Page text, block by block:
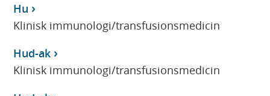
Hu
Klinisk immunologi/transfusionsmedicin
Hud-ak
Klinisk immunologi/transfusionsmedicin